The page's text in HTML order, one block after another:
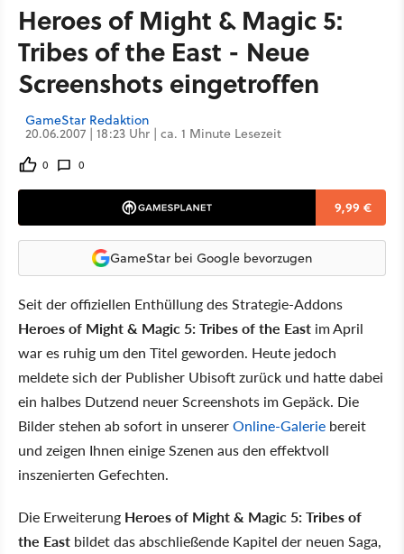
Heroes of Might & Magic 5:
Tribes of the East - Neue
Screenshots eingetroffen
GameStar Redaktion
20.06.2007 | 18:23 Uhr | ca. 1 Minute Lesezeit
0 0
9,99 €
GameStar bei Google bevorzugen
Seit der offiziellen Enthüllung des Strategie-Addons
Heroes of Might & Magic 5: Tribes of the East im April
war es ruhig um den Titel geworden. Heute jedoch
meldete sich der Publisher Ubisoft zurück und hatte dabei
ein halbes Dutzend neuer Screenshots im Gepäck. Die
Bilder stehen ab sofort in unsererOnline-Galerie bereit
und zeigen Ihnen einige Szenen aus den effektvoll
inszenierten Gefechten.
Die Erweiterung Heroes of Might & Magic 5: Tribes of
the East bildet das abschließende Kapitel der neuen Saga,